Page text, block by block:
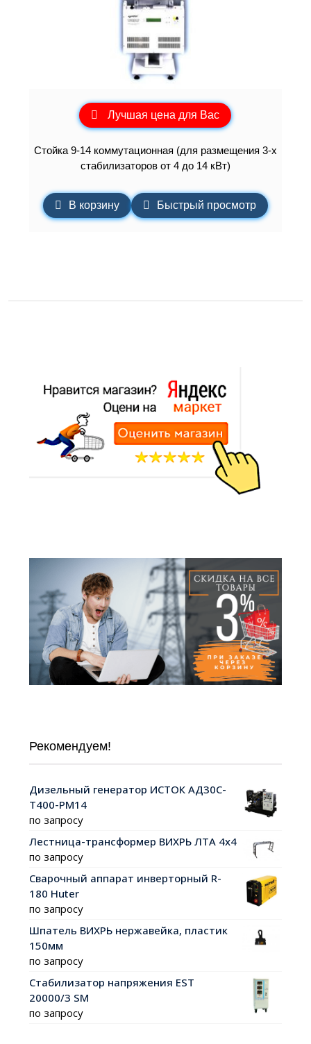
Лучшая цена для Вас
Стойка 9-14 коммутационная (для размещения 3-х
стабилизаторов от 4 до 14 кВт)
В корзину Быстрый просмотр
Рекомендуем!
Дизельный генератор ИСТОК АД30С-
Т400-РМ14
по запросу
Лестница-трансформер ВИХРЬ ЛТА 4х4
по запросу
Сварочный аппарат инверторный R-
180 Huter
по запросу
Шпатель ВИХРЬ нержавейка, пластик
150мм
по запросу
Стабилизатор напряжения EST
20000/3 SM
по запросу